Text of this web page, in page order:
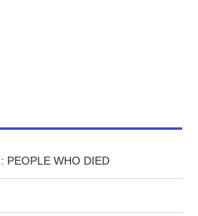
PEOPLE WHO DIED